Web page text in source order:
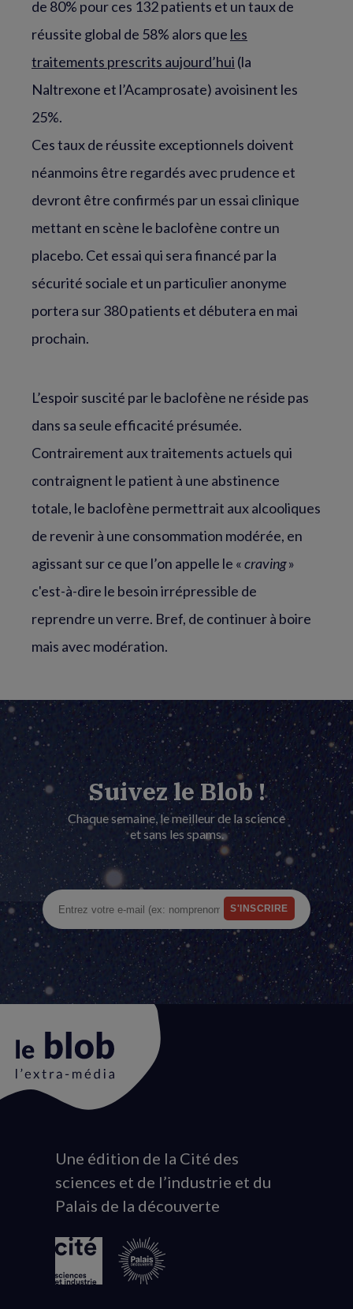
de 80% pour ces 132 patients et un taux de
réussite global de 58% alors que les
traitements prescrits aujourd’hui (la
Naltrexone et l’Acamprosate) avoisinent les
25%.
Ces taux de réussite exceptionnels doivent
néanmoins être regardés avec prudence et
devront être confirmés par un essai clinique
mettant en scène le baclofène contre un
placebo. Cet essai qui sera financé par la
sécurité sociale et un particulier anonyme
portera sur 380 patients et débutera en mai
prochain.
L’espoir suscité par le baclofène ne réside pas
dans sa seule efficacité présumée.
Contrairement aux traitements actuels qui
contraignent le patient à une abstinence
totale, le baclofène permettrait aux alcooliques
de revenir à une consommation modérée, en
agissant sur ce que l’on appelle le «craving»
c'est-à-dire le besoin irrépressible de
reprendre un verre. Bref, de continuer à boire
mais avec modération.
Suivez le Blob !
Chaque semaine, le meilleur de la science
et sans les spams.
Animation
du
logo
Une édition de la Cité des
sciences et de l’industrie et du
Palais de la découverte